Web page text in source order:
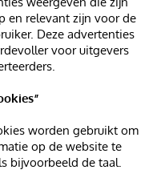
en relevant zijn voor de
Deze advertenties
voor uitgevers
worden gebruikt om
op de website te
bijvoorbeeld de taal.